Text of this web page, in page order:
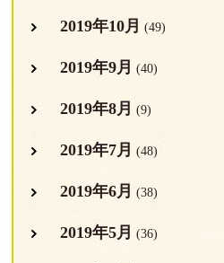
2019年10月 (49)
2019年9月 (40)
2019年8月 (9)
2019年7月 (48)
2019年6月 (38)
2019年5月 (36)